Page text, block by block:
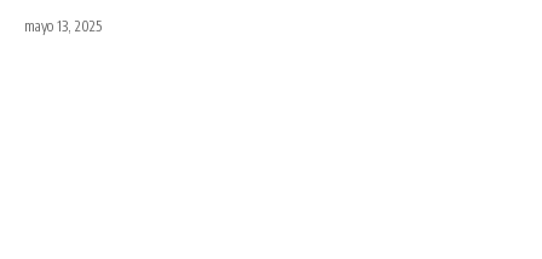
mayo 13, 2025